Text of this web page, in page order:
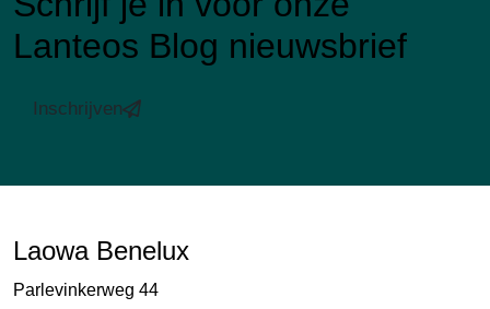
Lanteos Blog nieuwsbrief
Inschrijven
Laowa Benelux
Parlevinkerweg 44